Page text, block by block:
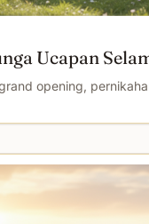
Ucapan
opening,